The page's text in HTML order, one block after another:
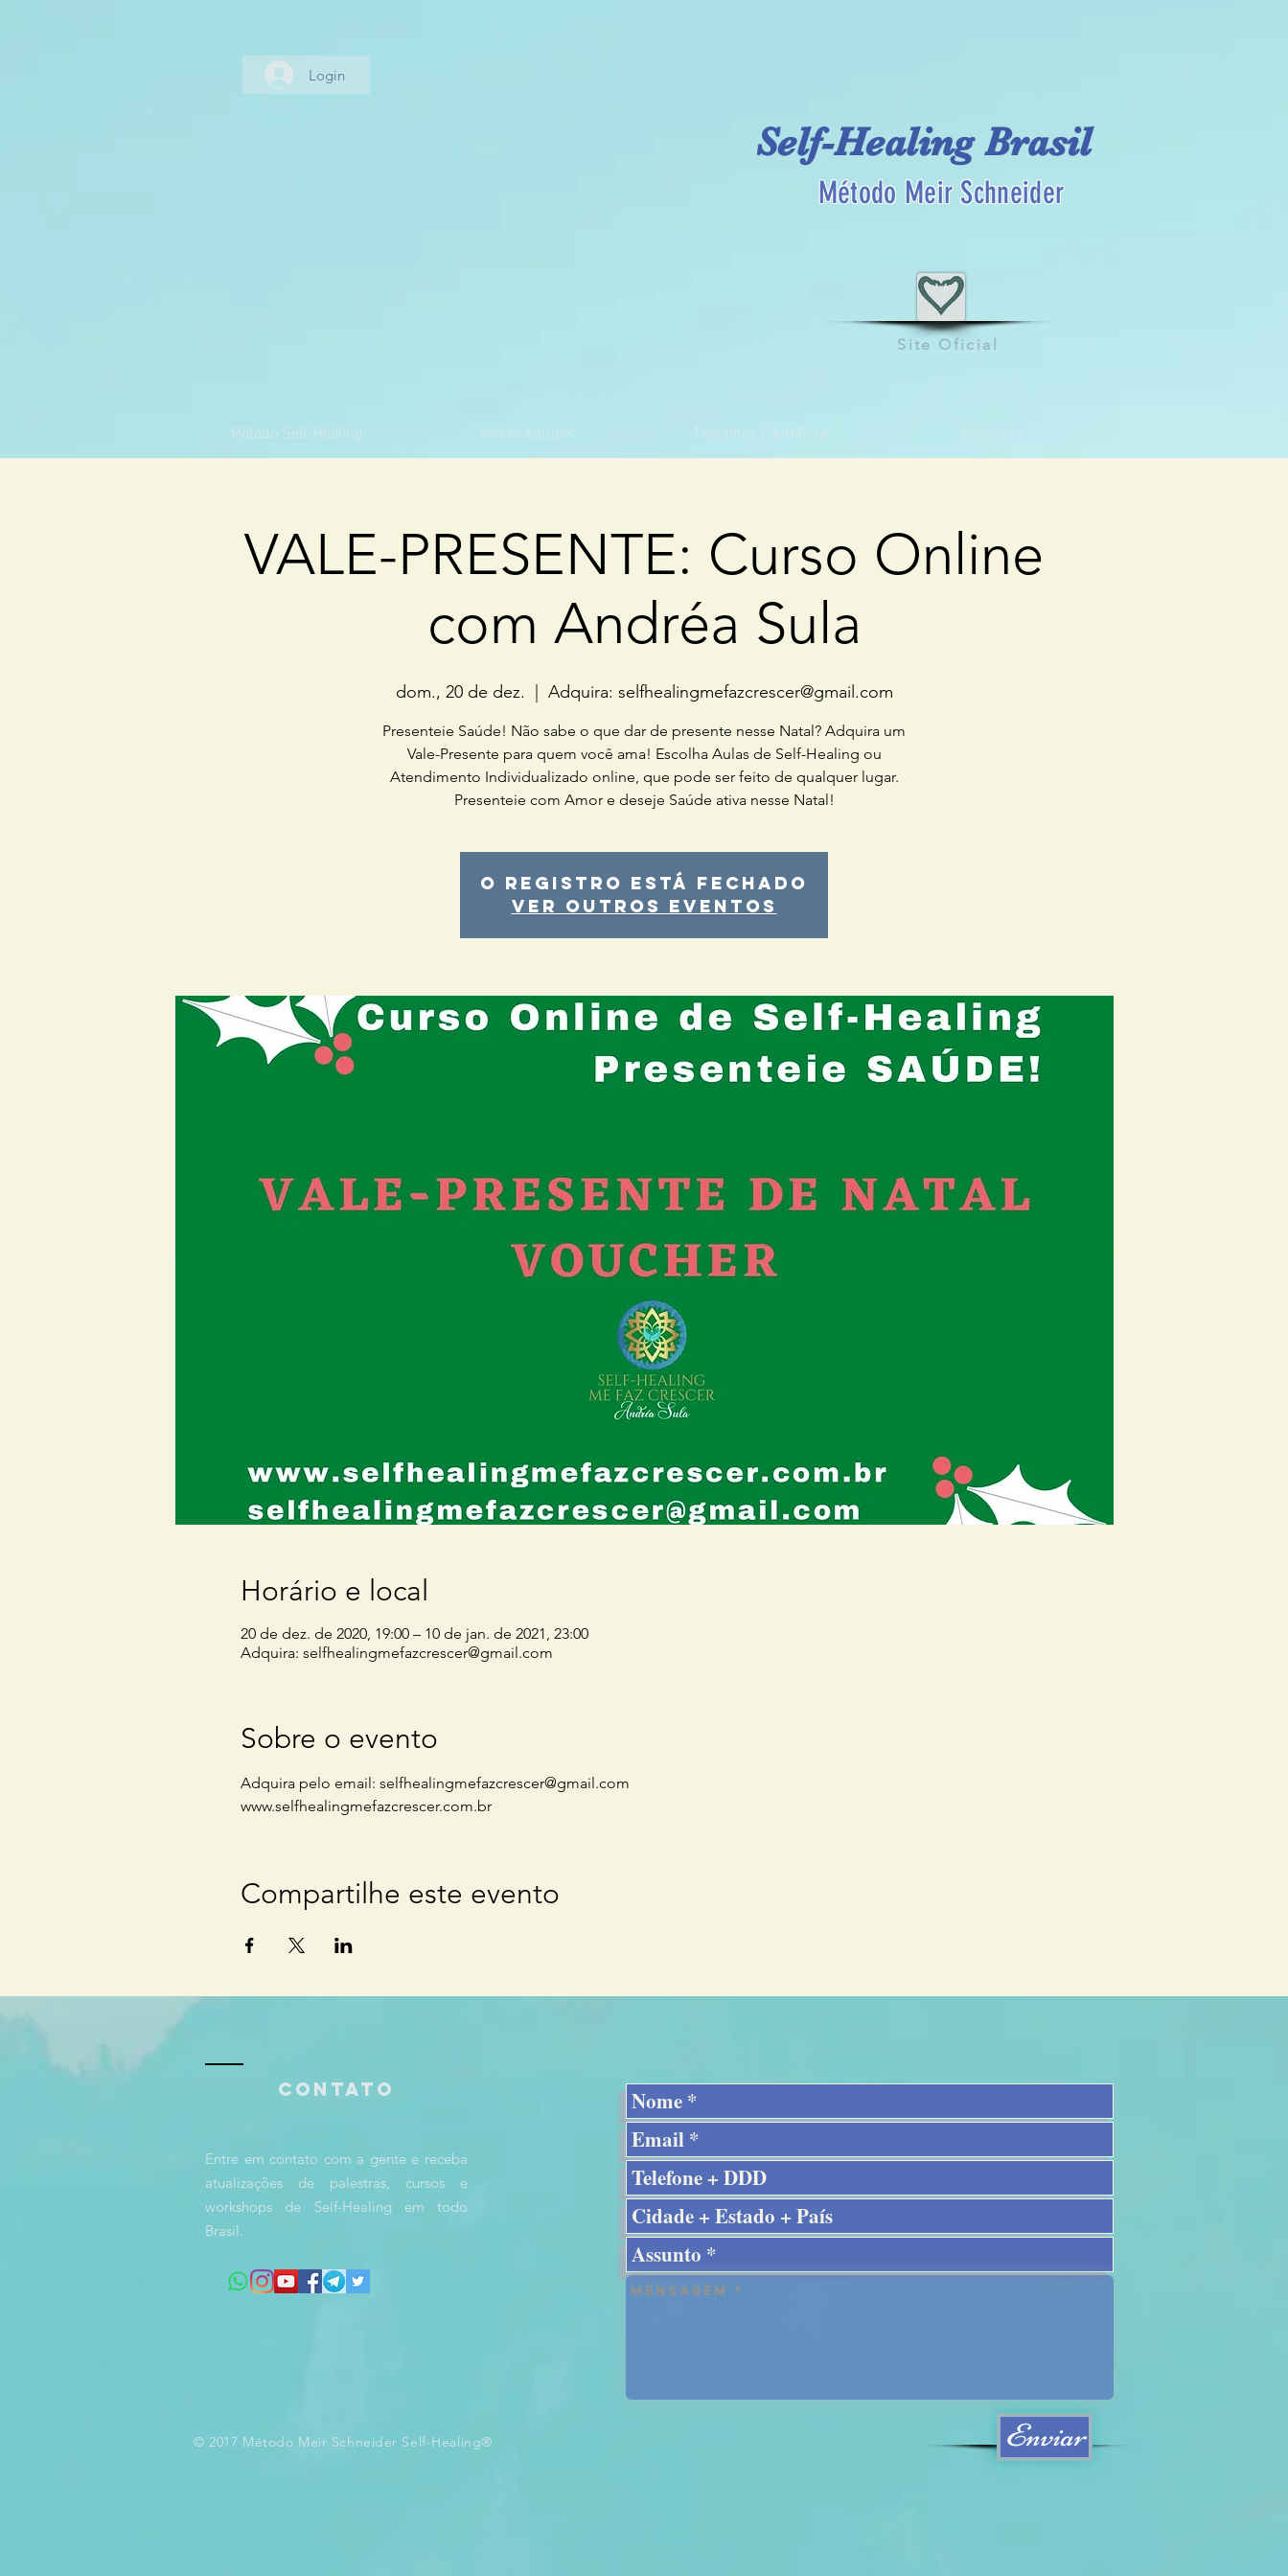
Login
Self-Healing Brasil
Método Meir Schneider
Site Oficial
Método Self-Healing Nossa Equipe* Trabalhos Científicos Membros
VALE-PRESENTE: Curso Online
com Andréa Sula
dom., 20 de dez. Adquira: selfhealingmefazcrescer@gmail.com
Presenteie Saúde! Não sabe o que dar de presente nesse Natal? Adquira um
Vale-Presente para quem você ama! Escolha Aulas de Self-Healing ou
Atendimento Individualizado online, que pode ser feito de qualquer lugar.
Presenteie com Amor e deseje Saúde ativa nesse Natal!
O registro está fechado
Ver outros eventos
Horário e local
20 de dez. de 2020, 19:00 – 10 de jan. de 2021, 23:00
Adquira: selfhealingmefazcrescer@gmail.com
Sobre o evento
Adquira pelo email: selfhealingmefazcrescer@gmail.com
www.selfhealingmefazcrescer.com.br
Compartilhe este evento
Contato
Entre em contato com a gente e receba
atualizações de palestras, cursos e
workshops de Self-Healing em todo
Brasil.
© 2017 Método Meir Schneider Self-Healing® Enviar